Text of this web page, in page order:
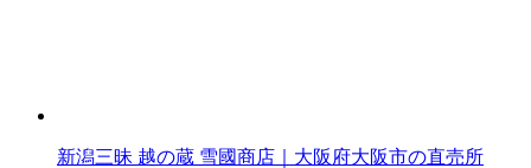
新潟三昧 越の蔵 雪國商店｜大阪府大阪市の直売所